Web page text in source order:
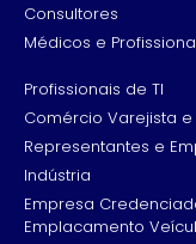
Consultores
Médicos e
Profissionais de TI
Comércio Varejista
Representantes e
Indústria
Empresa
Emplacamento